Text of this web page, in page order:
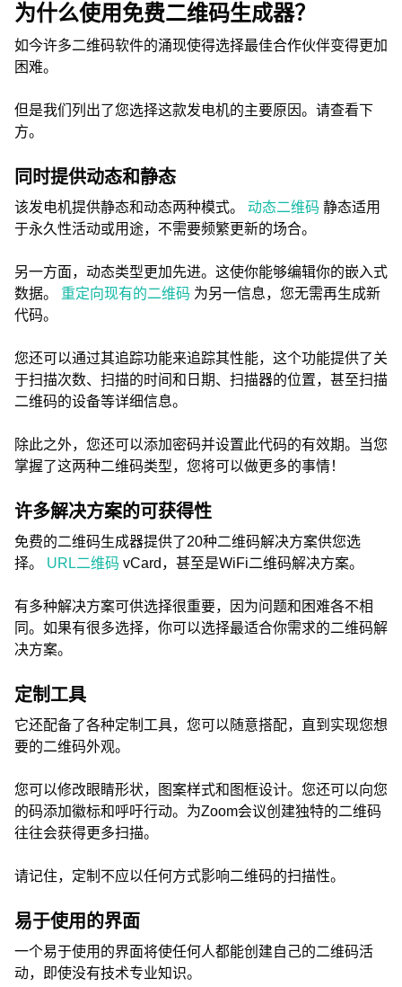
为什么使用免费二维码生成器？
如今许多二维码软件的涌现使得选择最佳合作伙伴变得更加
困难。
但是我们列出了您选择这款发电机的主要原因。请查看下
方。
同时提供动态和静态
该发电机提供静态和动态两种模式。 动态二维码 静态适用
于永久性活动或用途，不需要频繁更新的场合。
另一方面，动态类型更加先进。这使你能够编辑你的嵌入式
数据。 重定向现有的二维码 为另一信息，您无需再生成新
代码。
您还可以通过其追踪功能来追踪其性能，这个功能提供了关
于扫描次数、扫描的时间和日期、扫描器的位置，甚至扫描
二维码的设备等详细信息。
除此之外，您还可以添加密码并设置此代码的有效期。当您
掌握了这两种二维码类型，您将可以做更多的事情！
许多解决方案的可获得性
免费的二维码生成器提供了20种二维码解决方案供您选
择。 URL二维码 vCard，甚至是WiFi二维码解决方案。
有多种解决方案可供选择很重要，因为问题和困难各不相
同。如果有很多选择，你可以选择最适合你需求的二维码解
决方案。
定制工具
它还配备了各种定制工具，您可以随意搭配，直到实现您想
要的二维码外观。
您可以修改眼睛形状，图案样式和图框设计。您还可以向您
的码添加徽标和呼吁行动。为Zoom会议创建独特的二维码
往往会获得更多扫描。
请记住，定制不应以任何方式影响二维码的扫描性。
易于使用的界面
一个易于使用的界面将使任何人都能创建自己的二维码活
动，即使没有技术专业知识。